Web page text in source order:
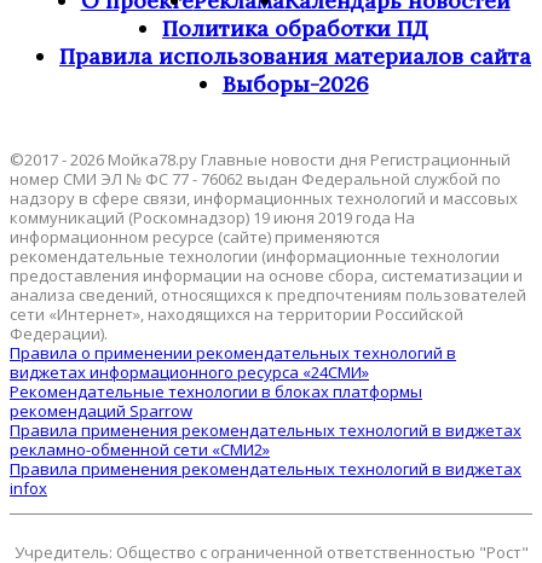
Политика обработки ПД
Правила использования материалов сайта
Выборы-2026
©2017 - 2026 Мойка78.ру Главные новости дня Регистрационный
номер СМИ ЭЛ № ФС 77 - 76062 выдан Федеральной службой по
надзору в сфере связи, информационных технологий и массовых
коммуникаций (Роскомнадзор) 19 июня 2019 года На
информационном ресурсе (сайте) применяются
рекомендательные технологии (информационные технологии
предоставления информации на основе сбора, систематизации и
анализа сведений, относящихся к предпочтениям пользователей
сети «Интернет», находящихся на территории Российской
Федерации).
Правила о применении рекомендательных технологий в
виджетах информационного ресурса «24СМИ»
Рекомендательные технологии в блоках платформы
рекомендаций Sparrow
Правила применения рекомендательных технологий в виджетах
рекламно-обменной сети «СМИ2»
Правила применения рекомендательных технологий в виджетах
infox
Учредитель: Общество с ограниченной ответственностью "Рост"